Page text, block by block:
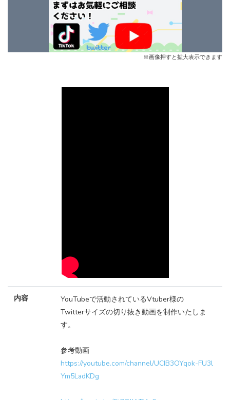
※画像押すと拡大表示できます
内容
YouTubeで活動されているVtuber様の
Twitterサイズの切り抜き動画を制作いたしま
す。
参考動画
https://youtube.com/channel/UCIB3OYqok-FU3l
Ym5LadKDg